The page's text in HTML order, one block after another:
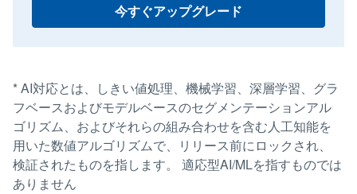
今すぐアップグレード
* AI対応とは、しきい値処理、機械学習、深層学習、グラ
フベースおよびモデルベースのセグメンテーションアル
ゴリズム、およびそれらの組み合わせを含む人工知能を
用いた数値アルゴリズムで、リリース前にロックされ、
検証されたものを指します。 適応型AI/MLを指すものでは
ありません